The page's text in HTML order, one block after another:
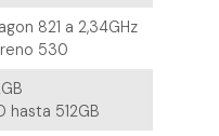
821 a 2,34GHz
530
hasta 512GB